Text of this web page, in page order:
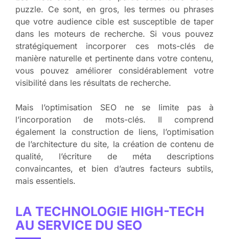
puzzle. Ce sont, en gros, les termes ou phrases
que votre audience cible est susceptible de taper
dans les moteurs de recherche. Si vous pouvez
stratégiquement incorporer ces mots-clés de
manière naturelle et pertinente dans votre contenu,
vous pouvez améliorer considérablement votre
visibilité dans les résultats de recherche.
Mais l’optimisation SEO ne se limite pas à
l’incorporation de mots-clés. Il comprend
également la construction de liens, l’optimisation
de l’architecture du site, la création de contenu de
qualité, l’écriture de méta descriptions
convaincantes, et bien d’autres facteurs subtils,
mais essentiels.
LA TECHNOLOGIE HIGH-TECH
AU SERVICE DU SEO